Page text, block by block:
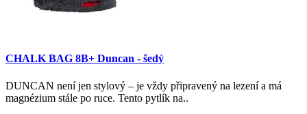
CHALK BAG 8B+ Duncan - šedý
DUNCAN není jen stylový – je vždy připravený na lezení a má
magnézium stále po ruce. Tento pytlík na..